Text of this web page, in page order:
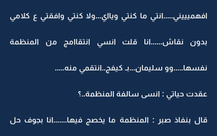
افهميييني.....انتي ما كنتي ويااي...ولا كنتي وافقتي ع كلامي
بدون نقاش......انا قلت انسي انتقاامج من المنظمة
نفسها.....وو سليمان...بـ كيفج..انتقمي منه.....
عقدت حياتي : انسى سالفة المنظمة..؟
قال بنفاذ صبر : المنظمة ما يخصج فيها.......انا بجوف حل